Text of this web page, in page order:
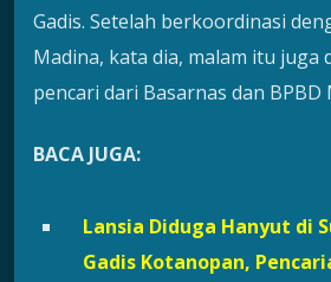
Gadis. Setelah berkoordinasi
Madina, kata dia, malam itu juga
pencari dari Basarnas dan BPBD
BACA JUGA:
Lansia Diduga Hanyut di
Gadis Kotanopan,